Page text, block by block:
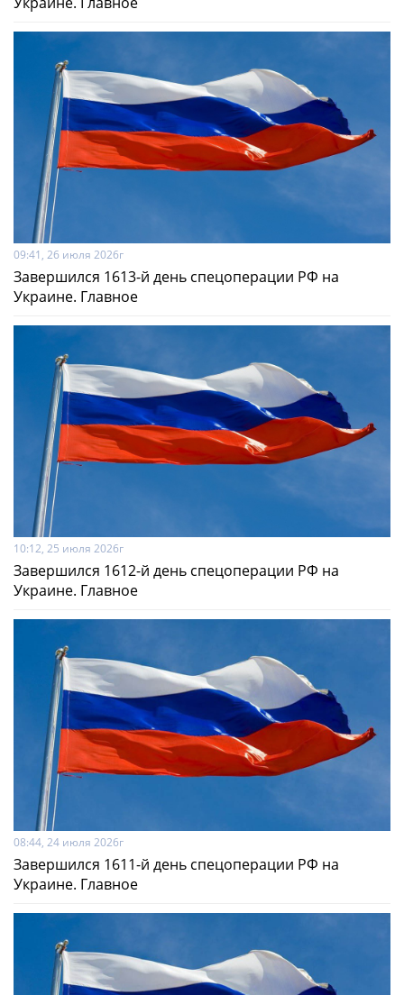
09:41, 26 июля 2026г
Завершился 1613-й день спецоперации РФ на
Украине. Главное
10:12, 25 июля 2026г
Завершился 1612-й день спецоперации РФ на
Украине. Главное
08:44, 24 июля 2026г
Завершился 1611-й день спецоперации РФ на
Украине. Главное